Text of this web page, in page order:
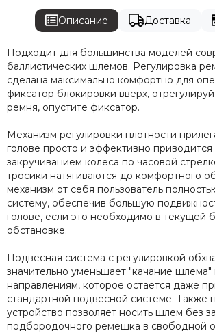
Описание Доставка
Подходит для большинства моделей
баллистических шлемов. Регулировка
сделана максимально комфортно для
фиксатор блокировки вверх,
ремня, опустите фиксатор.
Механизм регулировки плотности
голове просто и эффективно приводится
закручиванием колеса по часовой
тросики натягиваются до комфортного
механизм от себя пользователь
систему, обеспечив большую
голове, если это необходимо в текущей
обстановке.
Подвесная система с регулировкой
значительно уменьшает "качание шлема"
направлениям, которое остается даже
стандартной подвесной системе. Также
устройство позволяет носить шлем без
подбородочного ремешка в свободной